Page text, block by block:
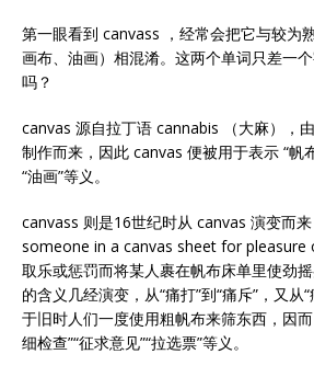
第一眼看到 canvass ，经常会把它与较为
画布、油画）相混淆。这两个单词只差一
吗？
canvas 源自拉丁语 cannabis （大麻），
制作而来，因此 canvas 便被用于表示 “帆
“油画”等义。
canvass 则是16世纪时从 canvas 演变而
someone in a canvas sheet for pleasure
取乐或惩罚而将某人裹在帆布床单里使劲
的含义几经演变，从“痛打”到“痛斥”，又从
于旧时人们一度使用粗帆布来筛东西，因
细检查”“征求意见”“拉选票”等义。